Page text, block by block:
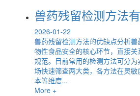
兽药残留检测方法
2026-01-22
兽药残留检测方法的优缺点分析
物性食品安全的核心环节，直接
规范。目前常用的检测方法可分
场快速筛查两大类，各方法在灵
本等维度...
More +